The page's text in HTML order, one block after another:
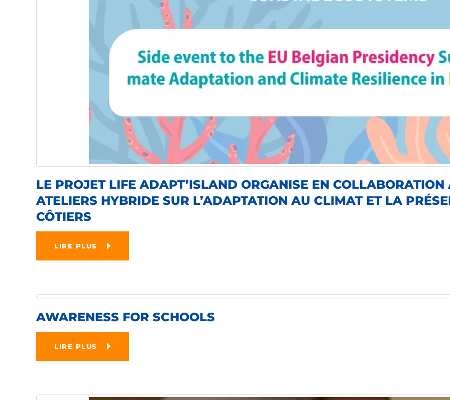
LE PROJET LIFE ADAPT’ISLAND ORGANISE EN
ATELIERS HYBRIDE SUR L’ADAPTATION AU CLIMAT ET LA
CÔTIERS
LIRE PLUS
AWARENESS FOR SCHOOLS
LIRE PLUS